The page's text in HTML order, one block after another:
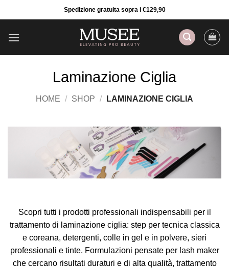
ai
Spedizione gratuita sopra i €129,90
Laminazione Ciglia
HOME / SHOP / LAMINAZIONE CIGLIA
Scopri tutti i prodotti professionali indispensabili per il
trattamento di laminazione ciglia: step per tecnica classica
e coreana, detergenti, colle in gel e in polvere, sieri
professionali e tinte. Formulazioni pensate per lash maker
che cercano risultati duraturi e di alta qualità, trattamento